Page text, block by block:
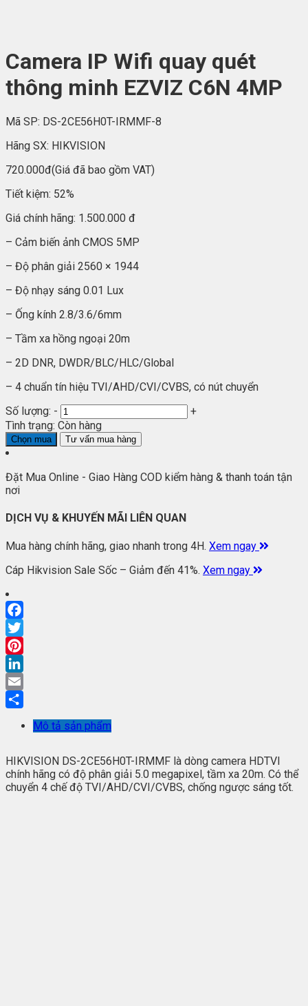
Camera IP Wifi quay quét
thông minh EZVIZ C6N 4MP
Mã SP: DS-2CE56H0T-IRMMF-8
Hãng SX: HIKVISION
720.000đ(Giá đã bao gồm VAT)
Tiết kiệm: 52%
Giá chính hãng: 1.500.000 đ
– Cảm biến ảnh CMOS 5MP
– Độ phân giải 2560 × 1944
– Độ nhạy sáng 0.01 Lux
– Ống kính 2.8/3.6/6mm
– Tầm xa hồng ngoại 20m
– 2D DNR, DWDR/BLC/HLC/Global
– 4 chuẩn tín hiệu TVI/AHD/CVI/CVBS, có nút chuyển
Số lượng: -
+
Tình trạng: Còn hàng
Chọn mua Tư vấn mua hàng
Đặt Mua Online - Giao Hàng COD kiểm hàng & thanh toán tận
nơi
DỊCH VỤ & KHUYẾN MÃI LIÊN QUAN
Mua hàng chính hãng, giao nhanh trong 4H. Xem ngay
Cáp Hikvision Sale Sốc – Giảm đến 41%. Xem ngay
Facebook
Twitter
Pinterest
LinkedIn
Email
Mô tả sản phẩm
HIKVISION DS-2CE56H0T-IRMMF là dòng camera HDTVI
chính hãng có độ phân giải 5.0 megapixel, tầm xa 20m. Có thể
chuyển 4 chế độ TVI/AHD/CVI/CVBS, chống ngược sáng tốt.